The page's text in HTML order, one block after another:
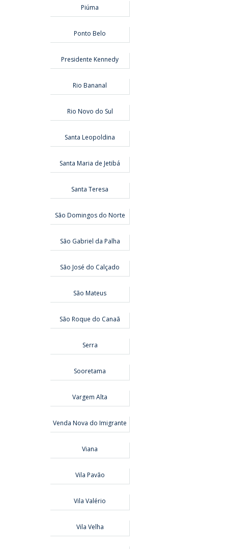
Piúma
Ponto Belo
Presidente Kennedy
Rio Bananal
Rio Novo do Sul
Santa Leopoldina
Santa Maria de Jetibá
Santa Teresa
São Domingos do Norte
São Gabriel da Palha
São José do Calçado
São Mateus
São Roque do Canaã
Serra
Sooretama
Vargem Alta
Venda Nova do Imigrante
Viana
Vila Pavão
Vila Valério
Vila Velha